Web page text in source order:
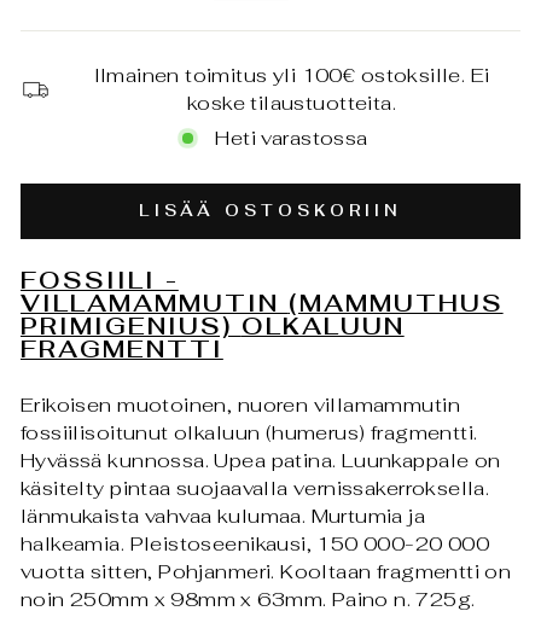
Ilmainen toimitus yli 100€ ostoksille. Ei
koske tilaustuotteita.
Heti varastossa
LISÄÄ OSTOSKORIIN
FOSSIILI -
VILLAMAMMUTIN (MAMMUTHUS
PRIMIGENIUS) OLKALUUN
FRAGMENTTI
Erikoisen muotoinen, nuoren villamammutin
fossiilisoitunut olkaluun (humerus) fragmentti.
Hyvässä kunnossa. Upea patina. Luunkappale on
käsitelty pintaa suojaavalla vernissakerroksella.
Iänmukaista vahvaa kulumaa. Murtumia ja
halkeamia. Pleistoseenikausi, 150 000-20 000
vuotta sitten, Pohjanmeri. Kooltaan fragmentti on
noin 250mm x 98mm x 63mm. Paino n. 725g.